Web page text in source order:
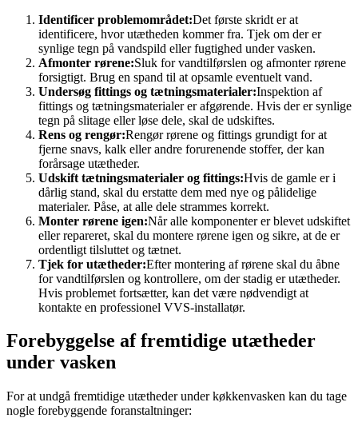
Identificer problemområdet:Det første skridt er at
identificere, hvor utætheden kommer fra. Tjek om der er
synlige tegn på vandspild eller fugtighed under vasken.
Afmonter rørene:Sluk for vandtilførslen og afmonter rørene
forsigtigt. Brug en spand til at opsamle eventuelt vand.
Undersøg fittings og tætningsmaterialer:Inspektion af
fittings og tætningsmaterialer er afgørende. Hvis der er synlige
tegn på slitage eller løse dele, skal de udskiftes.
Rens og rengør:Rengør rørene og fittings grundigt for at
fjerne snavs, kalk eller andre forurenende stoffer, der kan
forårsage utætheder.
Udskift tætningsmaterialer og fittings:Hvis de gamle er i
dårlig stand, skal du erstatte dem med nye og pålidelige
materialer. Påse, at alle dele strammes korrekt.
Monter rørene igen:Når alle komponenter er blevet udskiftet
eller repareret, skal du montere rørene igen og sikre, at de er
ordentligt tilsluttet og tætnet.
Tjek for utætheder:Efter montering af rørene skal du åbne
for vandtilførslen og kontrollere, om der stadig er utætheder.
Hvis problemet fortsætter, kan det være nødvendigt at
kontakte en professionel VVS-installatør.
Forebyggelse af fremtidige utætheder
under vasken
For at undgå fremtidige utætheder under køkkenvasken kan du tage
nogle forebyggende foranstaltninger: